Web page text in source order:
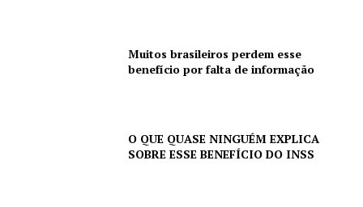
Muitos brasileiros perdem esse
benefício por falta de informação
O QUE QUASE NINGUÉM EXPLICA
SOBRE ESSE BENEFÍCIO DO INSS